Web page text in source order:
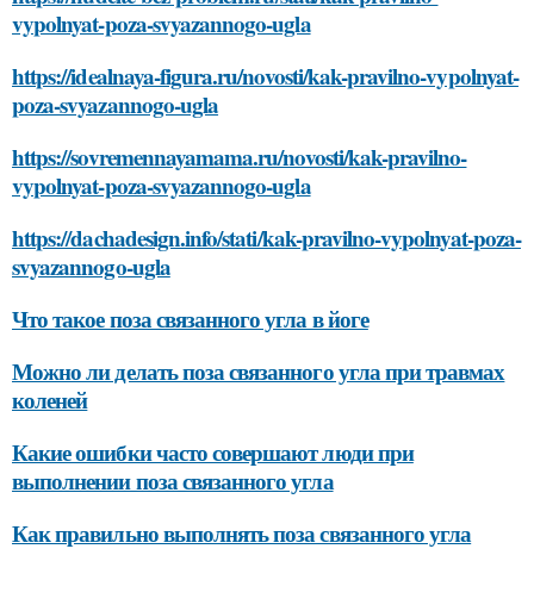
vypolnyat-poza-svyazannogo-ugla
https://idealnaya-figura.ru/novosti/kak-pravilno-vypolnyat-
poza-svyazannogo-ugla
https://sovremennayamama.ru/novosti/kak-pravilno-
vypolnyat-poza-svyazannogo-ugla
https://dachadesign.info/stati/kak-pravilno-vypolnyat-poza-
svyazannogo-ugla
Что такое поза связанного угла в йоге
Можно ли делать поза связанного угла при травмах
коленей
Какие ошибки часто совершают люди при
выполнении поза связанного угла
Как правильно выполнять поза связанного угла